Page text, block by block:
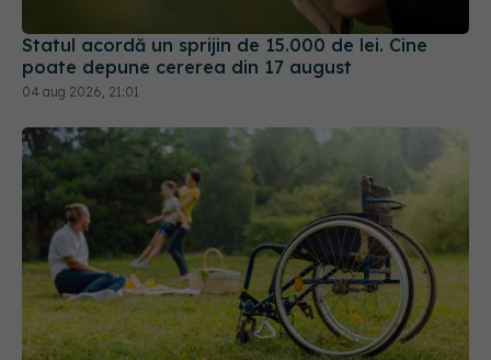
Ministerul Sănătății modifică regulile de încadrare
în grad de handicap
04 aug 2026, 10:33